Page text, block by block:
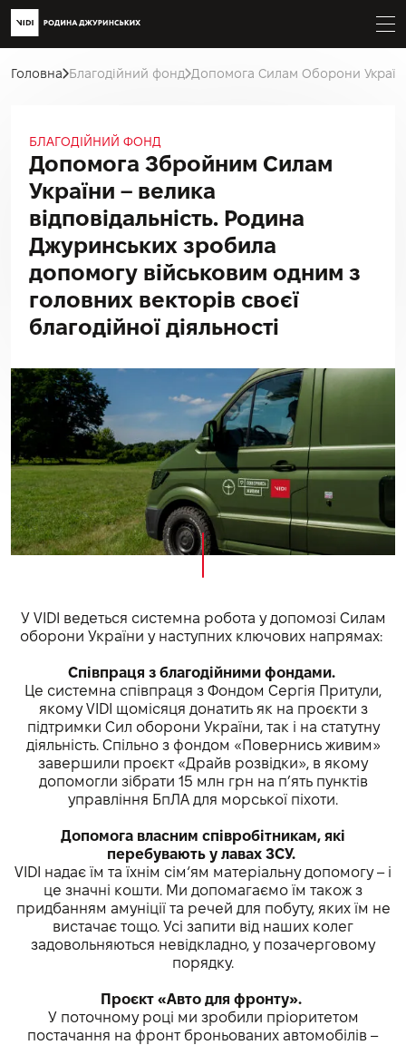
Головна Благодійний фонд Допомога Силам Оборони
БЛАГОДІЙНИЙ ФОНД
Допомога Збройним Силам
України – велика
відповідальність. Родина
Джуринських зробила
допомогу військовим одним з
головних векторів своєї
благодійної діяльності
У VIDI ведеться системна робота у допомозі Силам
оборони України у наступних ключових напрямах:
Співпраця з благодійними фондами.
Це системна співпраця з Фондом Сергія Притули,
якому VIDI щомісяця донатить як на проєкти з
підтримки Сил оборони України, так і на статутну
діяльність. Спільно з фондом «Повернись живим»
завершили проєкт «Драйв розвідки», в якому
допомогли зібрати 15 млн грн на п’ять пунктів
управління БпЛА для морської піхоти.
Допомога власним співробітникам, які
перебувають у лавах ЗСУ.
VIDI надає їм та їхнім сім‘ям матеріальну допомогу – і
це значні кошти. Ми допомагаємо їм також з
придбанням амуніції та речей для побуту, яких їм не
вистачає тощо. Усі запити від наших колег
задовольняються невідкладно, у позачерговому
порядку.
Проєкт «Авто для фронту».
У поточному році ми зробили пріоритетом
постачання на фронт броньованих автомобілів –